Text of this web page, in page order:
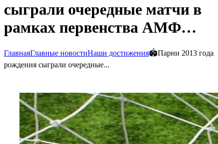
сыграли очередные матчи в
рамках первенства АМФ…
ГлавнаяГлавные новостиНаши достижения🏟️Парни 2013 года
рождения сыграли очередные...